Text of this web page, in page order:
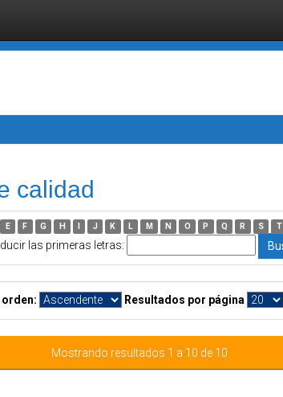
calidad
E F G H J K L M N O P Q R S T
las primeras letras:
orden: Resultados por página
Mostrando resultados 1 a 10 de 10